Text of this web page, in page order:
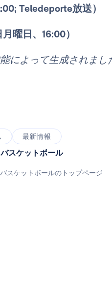
Teledeporte放送）
曜日、16:00）
によって生成されま
最新情報
バスケットボール
バスケットボールのトップページ